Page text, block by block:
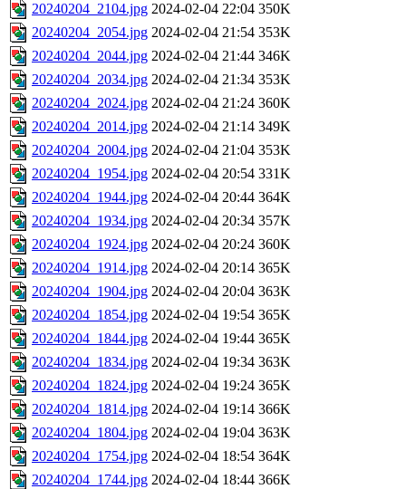
20240204_2104.jpg 2024-02-04 22:04 350K
20240204_2054.jpg 2024-02-04 21:54 353K
20240204_2044.jpg 2024-02-04 21:44 346K
20240204_2034.jpg 2024-02-04 21:34 353K
20240204_2024.jpg 2024-02-04 21:24 360K
20240204_2014.jpg 2024-02-04 21:14 349K
20240204_2004.jpg 2024-02-04 21:04 353K
20240204_1954.jpg 2024-02-04 20:54 331K
20240204_1944.jpg 2024-02-04 20:44 364K
20240204_1934.jpg 2024-02-04 20:34 357K
20240204_1924.jpg 2024-02-04 20:24 360K
20240204_1914.jpg 2024-02-04 20:14 365K
20240204_1904.jpg 2024-02-04 20:04 363K
20240204_1854.jpg 2024-02-04 19:54 365K
20240204_1844.jpg 2024-02-04 19:44 365K
20240204_1834.jpg 2024-02-04 19:34 363K
20240204_1824.jpg 2024-02-04 19:24 365K
20240204_1814.jpg 2024-02-04 19:14 366K
20240204_1804.jpg 2024-02-04 19:04 363K
20240204_1754.jpg 2024-02-04 18:54 364K
20240204_1744.jpg 2024-02-04 18:44 366K